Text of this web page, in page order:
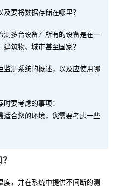
要将数据存储在哪里？
测多台设备？所有的设备是在一
筑物、城市甚至国家？
监测系统的概述，以及应使用哪
要考虑的事项：
适合您的环境，您需要考虑一些
度，并在系统中提供不间断的测